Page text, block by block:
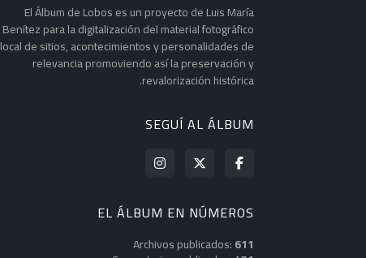
El Álbum de Lobos es un proyecto de Luis María
Benítez para la digitalización del material fotográfico
local de sitios, acontecimientos y personalidades de
relevancia promoviendo así la preservación y
revalorización histórica.
SEGUÍ AL ÁLBUM
EL ÁLBUM EN NÚMEROS
Archivos publicados:611